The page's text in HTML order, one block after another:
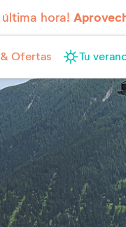
hora!
Ofertas Tu